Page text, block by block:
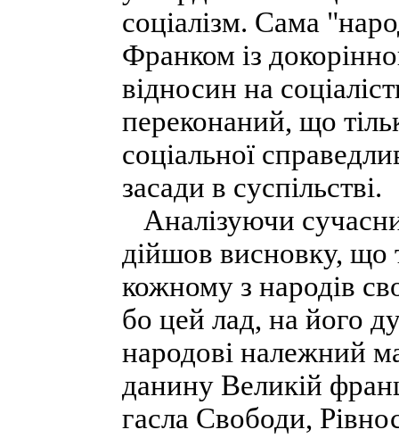
соціалізм. Сама
Франком із
відносин на
переконаний, що
соціальної
засади в суспільстві.
Аналізуючи
дійшов висновку, що
кожному з народів
бо цей лад, на його
народові належний
данину Великій
гасла Свободи,